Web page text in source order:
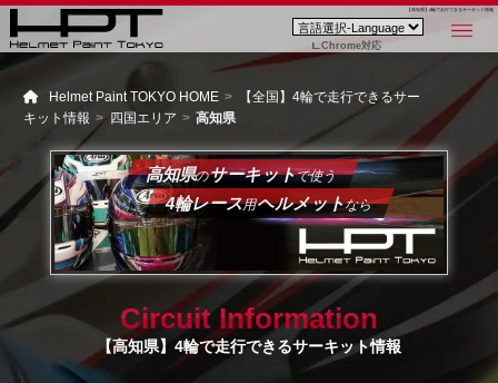
【高知県】4輪で走行できるサーキット情報
Chrome対応
Helmet Paint TOKYO HOME
【全国】4輪で走行できるサー
キット情報
四国エリア 高知県
高知県のサーキットで使う
4輪レース用ヘルメットなら
Circuit Information
【高知県】4輪で走行できるサーキット情報